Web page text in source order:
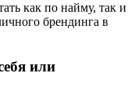
как по найму, так и
брендинга в
или